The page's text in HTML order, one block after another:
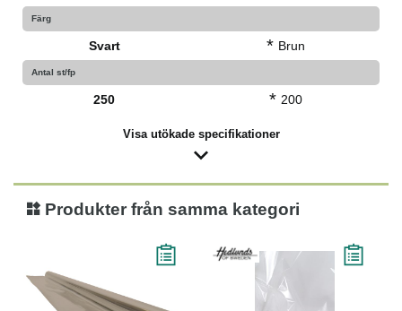
Färg
Svart * Brun
Antal st/fp
250 * 200
Visa utökade specifikationer
Produkter från samma kategori